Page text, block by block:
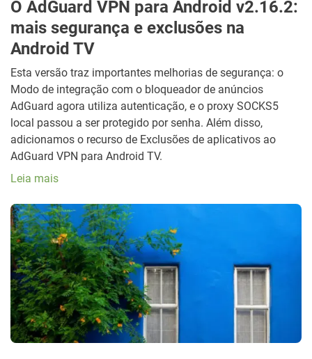
O AdGuard VPN para Android v2.16.2:
mais segurança e exclusões na
Android TV
Esta versão traz importantes melhorias de segurança: o
Modo de integração com o bloqueador de anúncios
AdGuard agora utiliza autenticação, e o proxy SOCKS5
local passou a ser protegido por senha. Além disso,
adicionamos o recurso de Exclusões de aplicativos ao
AdGuard VPN para Android TV.
Leia mais